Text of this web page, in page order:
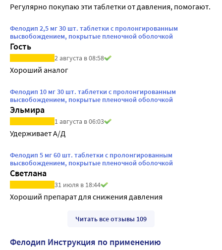
Регулярно покупаю эти таблетки от давления, помогают.
Фелодип 2,5 мг 30 шт. таблетки с пролонгированным
высвобождением, покрытые пленочной оболочкой
Гость
2 августа в 08:58
Хороший аналог
Фелодип 10 мг 30 шт. таблетки с пролонгированным
высвобождением, покрытые пленочной оболочкой
Эльмира
1 августа в 06:03
Удерживает А/Д
Фелодип 5 мг 60 шт. таблетки с пролонгированным
высвобождением, покрытые пленочной оболочкой
Светлана
31 июля в 18:44
Хороший препарат для снижения давления
Читать все отзывы 109
Фелодип Инструкция по применению